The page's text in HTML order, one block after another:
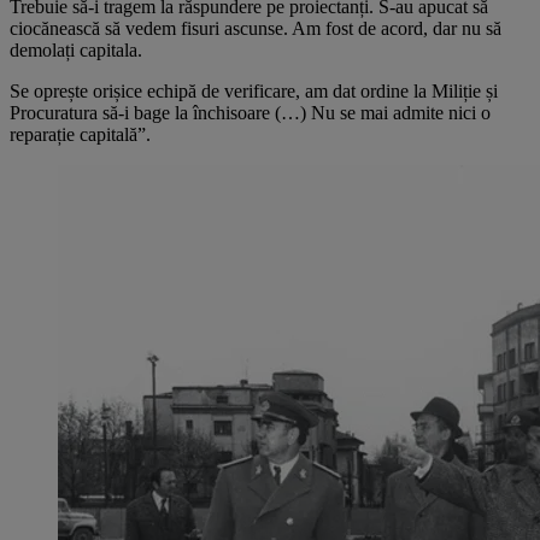
Trebuie să-i tragem la răspundere pe proiectanți. S-au apucat să
ciocănească să vedem fisuri ascunse. Am fost de acord, dar nu să
demolați capitala.
Se oprește orișice echipă de verificare, am dat ordine la Miliție și
Procuratura să-i bage la închisoare (…) Nu se mai admite nici o
reparație capitală”.